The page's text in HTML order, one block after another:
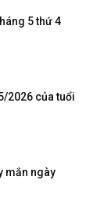
5 thứ 4
2026 của tuổi
mắn ngày